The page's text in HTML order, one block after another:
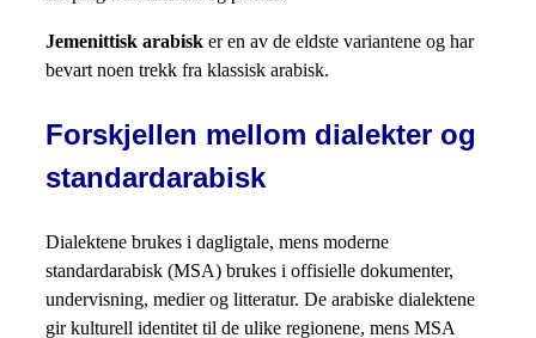
Jemenittisk arabisk er en av de eldste variantene og har
bevart noen trekk fra klassisk arabisk.
Forskjellen mellom dialekter og
standardarabisk
Dialektene brukes i dagligtale, mens moderne
standardarabisk (MSA) brukes i offisielle dokumenter,
undervisning, medier og litteratur. De arabiske dialektene
gir kulturell identitet til de ulike regionene, mens MSA